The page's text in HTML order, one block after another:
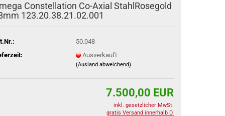
Con­stel­la­ti­on Co-​Axial Stahl­Ro­se­gold
123.20.38.21.02.001
50.048
Ausverkauft
(Ausland abweichend)
7.500,00 EUR
inkl. gesetzlicher MwSt.
gratis Versand innerhalb D.